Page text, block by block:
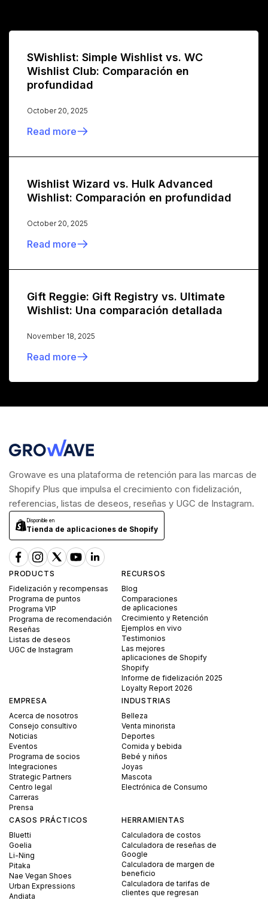
SWishlist: Simple Wishlist vs. WC
Wishlist Club: Comparación en
profundidad
October 20, 2025
Read more
Wishlist Wizard vs. Hulk Advanced
Wishlist: Comparación en profundidad
October 20, 2025
Read more
Gift Reggie: Gift Registry vs. Ultimate
Wishlist: Una comparación detallada
November 18, 2025
Read more
Growave es una plataforma de retención para las marcas de
Shopify Plus que impulsa el crecimiento con fidelización,
referencias, listas de deseos, reseñas y UGC de Instagram.
Disponible en
Tienda de aplicaciones de Shopify
PRODUCTS
Fidelización y recompensas
Programa de puntos
Programa VIP
Programa de recomendación
Reseñas
Listas de deseos
UGC de Instagram
RECURSOS
Blog
Comparaciones
de aplicaciones
Crecimiento y Retención
Ejemplos en vivo
Testimonios
Las mejores
aplicaciones de Shopify
Shopify
Informe de fidelización 2025
Loyalty Report 2026
EMPRESA
Acerca de nosotros
Consejo consultivo
Noticias
Eventos
Programa de socios
Integraciones
Strategic Partners
Centro legal
Carreras
Prensa
INDUSTRIAS
Belleza
Venta minorista
Deportes
Comida y bebida
Bebé y niños
Joyas
Mascota
Electrónica de Consumo
CASOS PRÁCTICOS
Bluetti
Goelia
Li-Ning
Pitaka
Nae Vegan Shoes
Urban Expressions
Andiata
HERRAMIENTAS
Calculadora de costos
Calculadora de reseñas de
Google
Calculadora de margen de
beneficio
Calculadora de tarifas de
clientes que regresan